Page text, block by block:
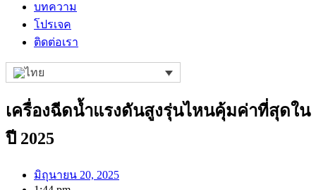
บทความ
โปรเจค
ติดต่อเรา
เครื่องฉีดน้ำแรงดันสูงรุ่นไหนคุ้มค่าที่สุดใน
ปี 2025
มิถุนายน 20, 2025